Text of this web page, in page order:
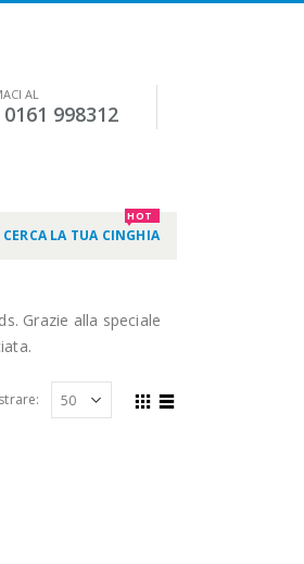
AL
998312
CERCA LA TUA CINGHIA
HOT
Grazie alla speciale